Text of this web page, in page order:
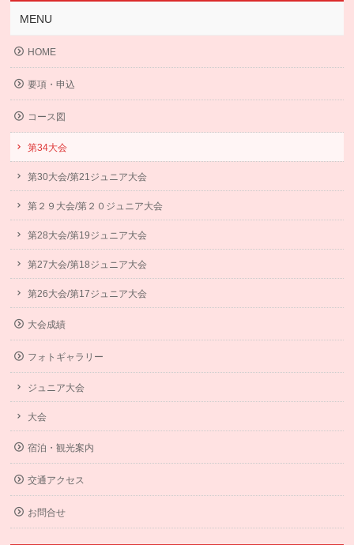
MENU
HOME
要項・申込
コース図
第34大会
第30大会/第21ジュニア大会
第２９大会/第２０ジュニア大会
第28大会/第19ジュニア大会
第27大会/第18ジュニア大会
第26大会/第17ジュニア大会
大会成績
フォトギャラリー
ジュニア大会
大会
宿泊・観光案内
交通アクセス
お問合せ